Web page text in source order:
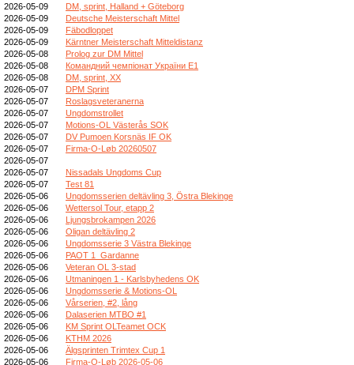
2026-05-09
DM, sprint, Halland + Göteborg
2026-05-09
Deutsche Meisterschaft Mittel
2026-05-09
Fäbodloppet
2026-05-09
Kärntner Meisterschaft Mitteldistanz
2026-05-08
Prolog zur DM Mittel
2026-05-08
Командний чемпіонат України E1
2026-05-08
DM, sprint, XX
2026-05-07
DPM Sprint
2026-05-07
Roslagsveteranerna
2026-05-07
Ungdomstrollet
2026-05-07
Motions-OL Västerås SOK
2026-05-07
DV Pumoen Korsnäs IF OK
2026-05-07
Firma-O-Løb 20260507
2026-05-07
2026-05-07
Nissadals Ungdoms Cup
2026-05-07
Test 81
2026-05-06
Ungdomsserien deltävling 3, Östra Blekinge
2026-05-06
Wettersol Tour, etapp 2
2026-05-06
Ljungsbrokampen 2026
2026-05-06
Oligan deltävling 2
2026-05-06
Ungdomsserie 3 Västra Blekinge
2026-05-06
PAOT 1_Gardanne
2026-05-06
Veteran OL 3-stad
2026-05-06
Utmaningen 1 - Karlsbyhedens OK
2026-05-06
Ungdomsserie & Motions-OL
2026-05-06
Vårserien, #2, lång
2026-05-06
Dalaserien MTBO #1
2026-05-06
KM Sprint OLTeamet OCK
2026-05-06
KTHM 2026
2026-05-06
Älgsprinten Trimtex Cup 1
2026-05-06
Firma-O-Løb 2026-05-06